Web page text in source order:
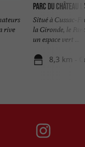
rive
Parc du Château
Situé à Cussac-
la Gironde, le
un espace vert ...
8,3 km -